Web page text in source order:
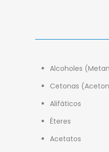
Alcoholes
Cetonas
Alifáticos
Éteres
Acetatos